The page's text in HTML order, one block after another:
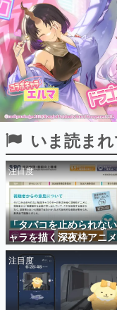
電ファミのいま読ま
アプリセール情報
インタビュー
連載・特
殿堂入
SNS拡散
ど。多く
事をまと
ゲーム
名作ゲー
聞きし、
きます。
赫本
この物
の形をし
新世代
いま読ま
注目度
「タバコを止められな
ャラを描く深夜枠アニ
聴者の一部から批判意
薬物の使用と思しき描
て、BPOが議論を交わ
注目度